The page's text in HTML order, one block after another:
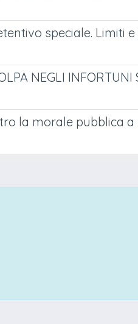
speciale. Limiti
NEGLI INFORTUNI
la morale pubblica